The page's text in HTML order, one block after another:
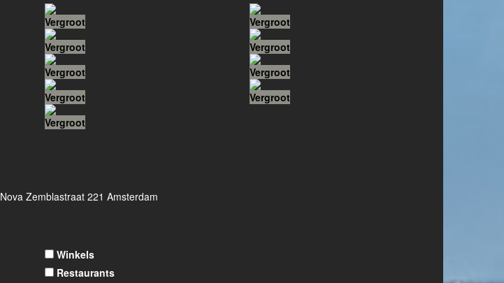
Vergroot
Vergroot
Vergroot
Vergroot
Vergroot
Vergroot
Vergroot
Vergroot
Vergroot
Nova Zemblastraat 221 Amsterdam
Winkels
Restaurants